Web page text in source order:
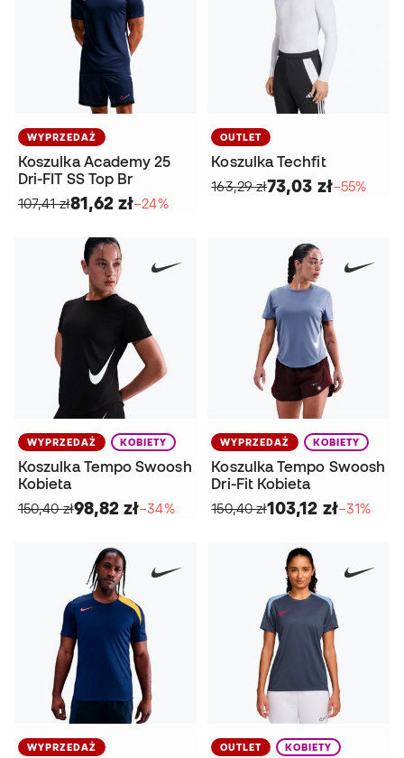
WYPRZEDAŻ
Koszulka Academy 25
Dri-FIT SS Top Br
107,41 zł81,62 zł−24%
OUTLET
Koszulka Techfit
163,29 zł73,03 zł−55%
WYPRZEDAŻ KOBIETY
Koszulka Tempo Swoosh
Kobieta
150,40 zł98,82 zł−34%
WYPRZEDAŻ KOBIETY
Koszulka Tempo Swoosh
Dri-Fit Kobieta
150,40 zł103,12 zł−31%
WYPRZEDAŻ OUTLET KOBIETY